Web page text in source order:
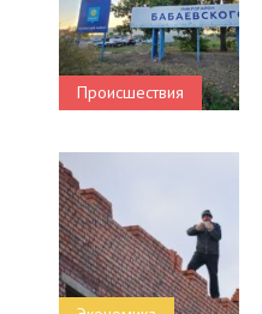
Происшествия